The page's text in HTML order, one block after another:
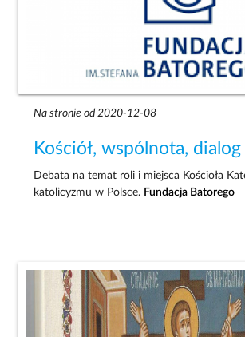
Na stronie od 2020-12-08
Kościół, wspólnota, dialog
Debata na temat roli i miejsca Kościoła
katolicyzmu w Polsce. Fundacja Batorego